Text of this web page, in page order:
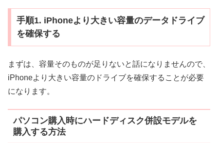
手順1. iPhoneより大きい容量のデータドライブ
を確保する
まずは、容量そのものが足りないと話になりませんので、
iPhoneより大きい容量のドライブを確保することが必要
になります。
パソコン購入時にハードディスク併設モデルを
購入する方法